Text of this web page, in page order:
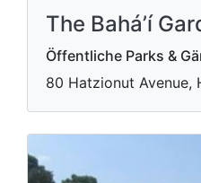
The Bahá’í
Öffentliche Parks &
80 Hatzionut Avenue,